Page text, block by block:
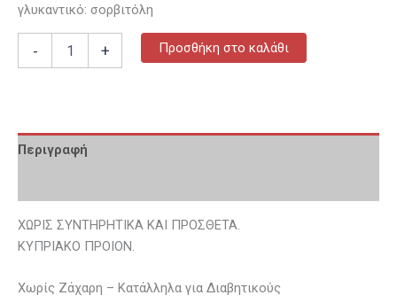
γλυκαντικό: σορβιτόλη
- + Προσθήκη στο καλάθι
Περιγραφή
ΧΩΡΙΣ ΣΥΝΤΗΡΗΤΙΚΑ ΚΑΙ ΠΡΟΣΘΕΤΑ.
ΚΥΠΡΙΑΚΟ ΠΡΟΙΟΝ.
Χωρίς Ζάχαρη – Κατάλληλα για Διαβητικούς